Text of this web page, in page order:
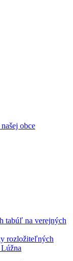
obce
tabúľ na verejných
rozložiteľných